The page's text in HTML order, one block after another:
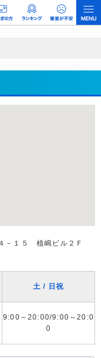
ユーザーへの口コミ収集な
す。
－１５ 植嶋ビル２Ｆ
土 / 日祝
9:00～20:00/9:00～20:0
0